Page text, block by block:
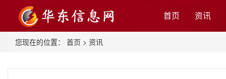
首页 资讯
您现在的位置： 首页 > 资讯